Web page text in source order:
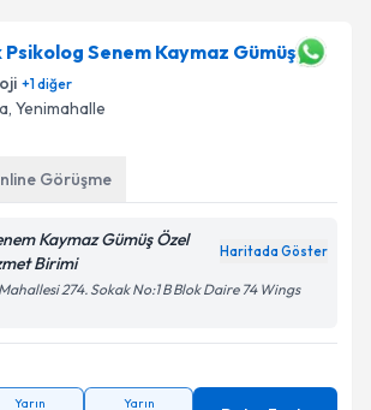
Psikolog Senem Kaymaz Gümüş
diğer
, Yenimahalle
Görüşme
Kaymaz Gümüş Özel
Birimi
274. Sokak No:1 B Blok Daire 74 Wings